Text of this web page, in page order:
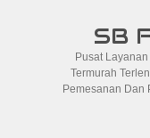
SB
Pusat
Termurah
Pemesanan Dan